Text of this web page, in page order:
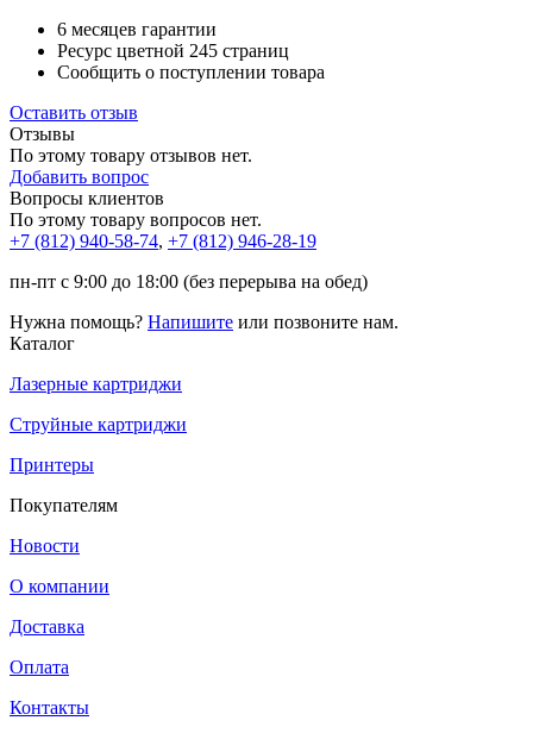
6 месяцев гарантии
Ресурс цветной 245 страниц
Сообщить о поступлении товара
Оставить отзыв
Отзывы
По этому товару отзывов нет.
Добавить вопрос
Вопросы клиентов
По этому товару вопросов нет.
+7 (812) 940-58-74, +7 (812) 946-28-19
пн-пт с 9:00 до 18:00 (без перерыва на обед)
Нужна помощь? Напишите или позвоните нам.
Каталог
Лазерные картриджи
Струйные картриджи
Принтеры
Покупателям
Новости
О компании
Доставка
Оплата
Контакты